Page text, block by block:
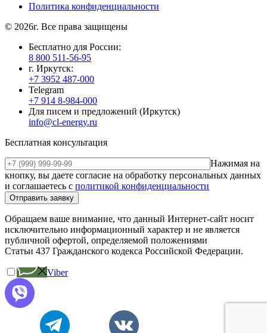
Политика конфиденциальности
© 2026г. Все права защищены
Бесплатно для России:
8 800 511-56-95
г. Иркутск:
+7 3952 487-000
Telegram
+7 914 8-984-000
Для писем и предложений (Иркутск)
info@cl-energy.ru
Бесплатная консультация
Нажимая на
кнопку, вы даете согласие на обработку персональных данных
и соглашаетесь c политикой конфиденциальности
Обращаем ваше внимание, что данный Интернет-сайт носит
исключительно информационный характер и не является
публичной офертой, определяемой положениями
Статьи 437 Гражданского кодекса Российской Федерации.
Viber